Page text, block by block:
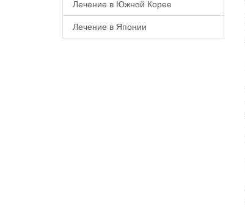
Лечение в Южной Корее
Лечение в Японии